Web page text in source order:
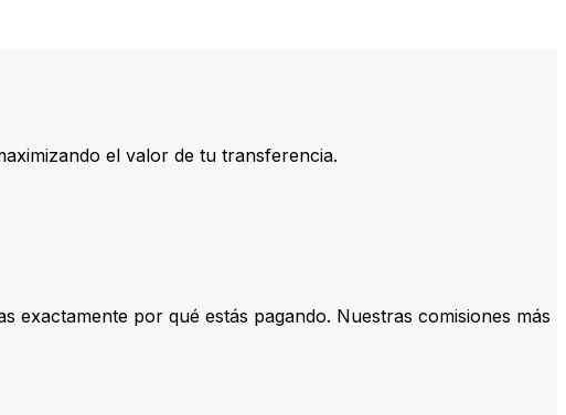
el valor de tu transferencia.
exactamente por qué estás pagando. Nuestras comisiones más